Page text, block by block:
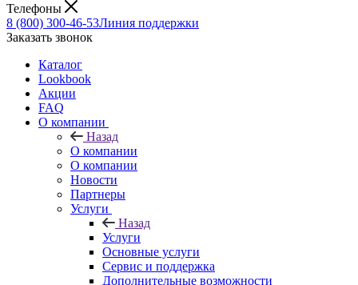
Телефоны
8 (800) 300-46-53Линия поддержки
Заказать звонок
Каталог
Lookbook
Акции
FAQ
О компании
Назад
О компании
О компании
Новости
Партнеры
Услуги
Назад
Услуги
Основные услуги
Сервис и поддержка
Дополнительные возможности